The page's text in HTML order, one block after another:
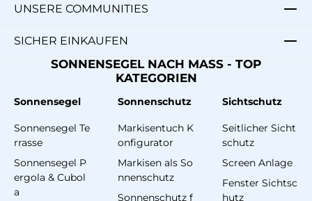
UNSERE COMMUNITIES
SICHER EINKAUFEN
SONNENSEGEL NACH MASS - TOP
KATEGORIEN
Sonnensegel
Sonnensegel Te
rrasse
Sonnensegel P
ergola & Cubol
a
Sonnenschutz
Markisentuch K
onfigurator
Markisen als So
nnenschutz
Sonnenschutz f
Sichtschutz
Seitlicher Sicht
schutz
Screen Anlage
Fenster Sichtsc
hutz